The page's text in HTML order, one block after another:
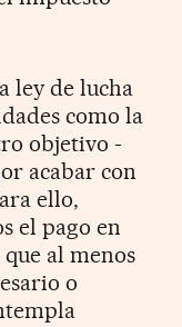
ley de lucha
como la
objetivo -
acabar con
ello,
el pago en
al menos
o